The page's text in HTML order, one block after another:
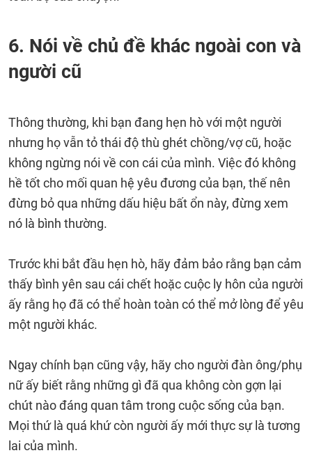
6. Nói về chủ đề khác ngoài con và
người cũ
Thông thường, khi bạn đang hẹn hò với một người
nhưng họ vẫn tỏ thái độ thù ghét chồng/vợ cũ, hoặc
không ngừng nói về con cái của mình. Việc đó không
hề tốt cho mối quan hệ yêu đương của bạn, thế nên
đừng bỏ qua những dấu hiệu bất ổn này, đừng xem
nó là bình thường.
Trước khi bắt đầu hẹn hò, hãy đảm bảo rằng bạn cảm
thấy bình yên sau cái chết hoặc cuộc ly hôn của người
ấy rằng họ đã có thể hoàn toàn có thể mở lòng để yêu
một người khác.
Ngay chính bạn cũng vậy, hãy cho người đàn ông/phụ
nữ ấy biết rằng những gì đã qua không còn gợn lại
chút nào đáng quan tâm trong cuộc sống của bạn.
Mọi thứ là quá khứ còn người ấy mới thực sự là tương
lai của mình.